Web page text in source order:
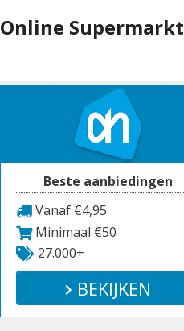
Online Supermarkt
Beste aanbiedingen
Vanaf €4,95
Minimaal €50
27.000+
BEKIJKEN